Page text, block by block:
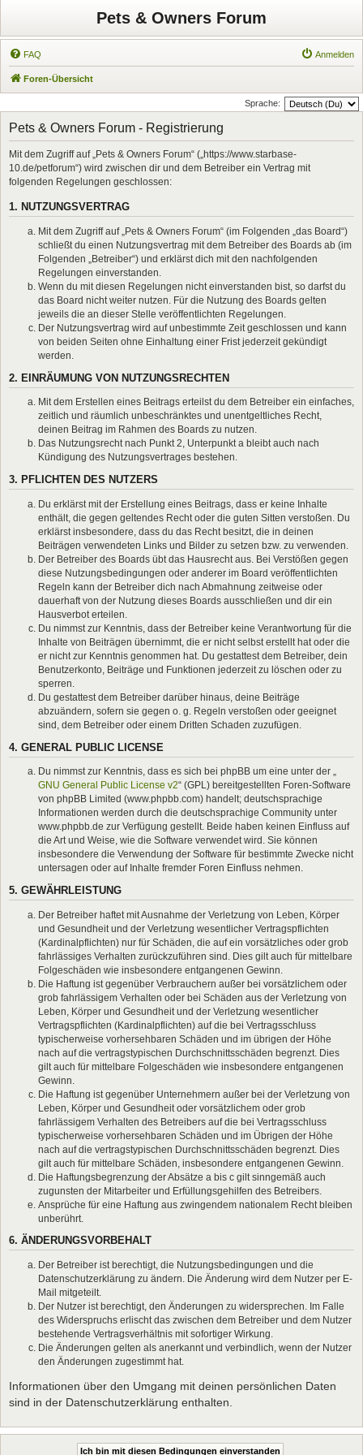
Pets & Owners Forum
FAQ Anmelden
Foren-Übersicht
Sprache:
Pets & Owners Forum - Registrierung
Mit dem Zugriff auf „Pets & Owners Forum“ („https://www.starbase-
10.de/petforum“) wird zwischen dir und dem Betreiber ein Vertrag mit
folgenden Regelungen geschlossen:
1. NUTZUNGSVERTRAG
Mit dem Zugriff auf „Pets & Owners Forum“ (im Folgenden „das Board“)
schließt du einen Nutzungsvertrag mit dem Betreiber des Boards ab (im
Folgenden „Betreiber“) und erklärst dich mit den nachfolgenden
Regelungen einverstanden.
Wenn du mit diesen Regelungen nicht einverstanden bist, so darfst du
das Board nicht weiter nutzen. Für die Nutzung des Boards gelten
jeweils die an dieser Stelle veröffentlichten Regelungen.
Der Nutzungsvertrag wird auf unbestimmte Zeit geschlossen und kann
von beiden Seiten ohne Einhaltung einer Frist jederzeit gekündigt
werden.
2. EINRÄUMUNG VON NUTZUNGSRECHTEN
Mit dem Erstellen eines Beitrags erteilst du dem Betreiber ein einfaches,
zeitlich und räumlich unbeschränktes und unentgeltliches Recht,
deinen Beitrag im Rahmen des Boards zu nutzen.
Das Nutzungsrecht nach Punkt 2, Unterpunkt a bleibt auch nach
Kündigung des Nutzungsvertrages bestehen.
3. PFLICHTEN DES NUTZERS
Du erklärst mit der Erstellung eines Beitrags, dass er keine Inhalte
enthält, die gegen geltendes Recht oder die guten Sitten verstoßen. Du
erklärst insbesondere, dass du das Recht besitzt, die in deinen
Beiträgen verwendeten Links und Bilder zu setzen bzw. zu verwenden.
Der Betreiber des Boards übt das Hausrecht aus. Bei Verstößen gegen
diese Nutzungsbedingungen oder anderer im Board veröffentlichten
Regeln kann der Betreiber dich nach Abmahnung zeitweise oder
dauerhaft von der Nutzung dieses Boards ausschließen und dir ein
Hausverbot erteilen.
Du nimmst zur Kenntnis, dass der Betreiber keine Verantwortung für die
Inhalte von Beiträgen übernimmt, die er nicht selbst erstellt hat oder die
er nicht zur Kenntnis genommen hat. Du gestattest dem Betreiber, dein
Benutzerkonto, Beiträge und Funktionen jederzeit zu löschen oder zu
sperren.
Du gestattest dem Betreiber darüber hinaus, deine Beiträge
abzuändern, sofern sie gegen o. g. Regeln verstoßen oder geeignet
sind, dem Betreiber oder einem Dritten Schaden zuzufügen.
4. GENERAL PUBLIC LICENSE
Du nimmst zur Kenntnis, dass es sich bei phpBB um eine unter der „
GNU General Public License v2“ (GPL) bereitgestellten Foren-Software
von phpBB Limited (www.phpbb.com) handelt; deutschsprachige
Informationen werden durch die deutschsprachige Community unter
www.phpbb.de zur Verfügung gestellt. Beide haben keinen Einfluss auf
die Art und Weise, wie die Software verwendet wird. Sie können
insbesondere die Verwendung der Software für bestimmte Zwecke nicht
untersagen oder auf Inhalte fremder Foren Einfluss nehmen.
5. GEWÄHRLEISTUNG
Der Betreiber haftet mit Ausnahme der Verletzung von Leben, Körper
und Gesundheit und der Verletzung wesentlicher Vertragspflichten
(Kardinalpflichten) nur für Schäden, die auf ein vorsätzliches oder grob
fahrlässiges Verhalten zurückzuführen sind. Dies gilt auch für mittelbare
Folgeschäden wie insbesondere entgangenen Gewinn.
Die Haftung ist gegenüber Verbrauchern außer bei vorsätzlichem oder
grob fahrlässigem Verhalten oder bei Schäden aus der Verletzung von
Leben, Körper und Gesundheit und der Verletzung wesentlicher
Vertragspflichten (Kardinalpflichten) auf die bei Vertragsschluss
typischerweise vorhersehbaren Schäden und im übrigen der Höhe
nach auf die vertragstypischen Durchschnittsschäden begrenzt. Dies
gilt auch für mittelbare Folgeschäden wie insbesondere entgangenen
Gewinn.
Die Haftung ist gegenüber Unternehmern außer bei der Verletzung von
Leben, Körper und Gesundheit oder vorsätzlichem oder grob
fahrlässigem Verhalten des Betreibers auf die bei Vertragsschluss
typischerweise vorhersehbaren Schäden und im Übrigen der Höhe
nach auf die vertragstypischen Durchschnittsschäden begrenzt. Dies
gilt auch für mittelbare Schäden, insbesondere entgangenen Gewinn.
Die Haftungsbegrenzung der Absätze a bis c gilt sinngemäß auch
zugunsten der Mitarbeiter und Erfüllungsgehilfen des Betreibers.
Ansprüche für eine Haftung aus zwingendem nationalem Recht bleiben
unberührt.
6. ÄNDERUNGSVORBEHALT
Der Betreiber ist berechtigt, die Nutzungsbedingungen und die
Datenschutzerklärung zu ändern. Die Änderung wird dem Nutzer per E-
Mail mitgeteilt.
Der Nutzer ist berechtigt, den Änderungen zu widersprechen. Im Falle
des Widerspruchs erlischt das zwischen dem Betreiber und dem Nutzer
bestehende Vertragsverhältnis mit sofortiger Wirkung.
Die Änderungen gelten als anerkannt und verbindlich, wenn der Nutzer
den Änderungen zugestimmt hat.
Informationen über den Umgang mit deinen persönlichen Daten
sind in der Datenschutzerklärung enthalten.